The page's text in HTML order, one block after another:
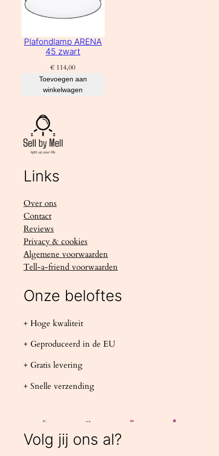
Plafondlamp ARENA
45 zwart
€ 114,00
Toevoegen aan
winkelwagen
Links
Over ons
Contact
Reviews
Privacy & cookies
Algemene voorwaarden
Tell-a-friend voorwaarden
Onze beloftes
+ Hoge kwaliteit
+ Geproduceerd in de EU
+ Gratis levering
+ Snelle verzending
Volg jij ons al?